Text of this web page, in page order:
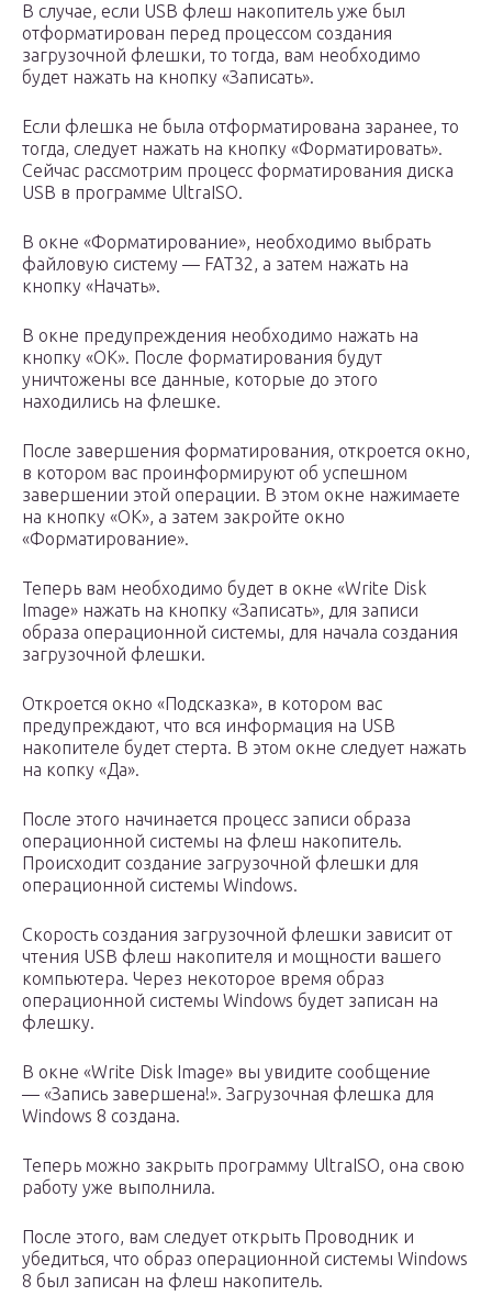
В случае, если USB флеш накопитель уже был
отформатирован перед процессом создания
загрузочной флешки, то тогда, вам необходимо
будет нажать на кнопку «Записать».
Если флешка не была отформатирована заранее, то
тогда, следует нажать на кнопку «Форматировать».
Сейчас рассмотрим процесс форматирования диска
USB в программе UltraISO.
В окне «Форматирование», необходимо выбрать
файловую систему — FAT32, а затем нажать на
кнопку «Начать».
В окне предупреждения необходимо нажать на
кнопку «ОК». После форматирования будут
уничтожены все данные, которые до этого
находились на флешке.
После завершения форматирования, откроется окно,
в котором вас проинформируют об успешном
завершении этой операции. В этом окне нажимаете
на кнопку «ОК», а затем закройте окно
«Форматирование».
Теперь вам необходимо будет в окне «Write Disk
Image» нажать на кнопку «Записать», для записи
образа операционной системы, для начала создания
загрузочной флешки.
Откроется окно «Подсказка», в котором вас
предупреждают, что вся информация на USB
накопителе будет стерта. В этом окне следует нажать
на копку «Да».
После этого начинается процесс записи образа
операционной системы на флеш накопитель.
Происходит создание загрузочной флешки для
операционной системы Windows.
Скорость создания загрузочной флешки зависит от
чтения USB флеш накопителя и мощности вашего
компьютера. Через некоторое время образ
операционной системы Windows будет записан на
флешку.
В окне «Write Disk Image» вы увидите сообщение
— «Запись завершена!». Загрузочная флешка для
Windows 8 создана.
Теперь можно закрыть программу UltraISO, она свою
работу уже выполнила.
После этого, вам следует открыть Проводник и
убедиться, что образ операционной системы Windows
8 был записан на флеш накопитель.